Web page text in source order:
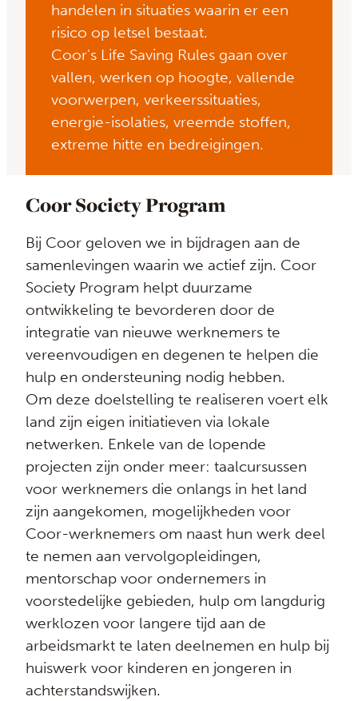
handelen in situaties waarin er een
risico op letsel bestaat.
Coor's Life Saving Rules gaan over
vallen, werken op hoogte, vallende
voorwerpen, verkeerssituaties,
energie-isolaties, vreemde stoffen,
extreme hitte en bedreigingen.
Coor Society Program
Bij Coor geloven we in bijdragen aan de
samenlevingen waarin we actief zijn. Coor
Society Program helpt duurzame
ontwikkeling te bevorderen door de
integratie van nieuwe werknemers te
vereenvoudigen en degenen te helpen die
hulp en ondersteuning nodig hebben.
Om deze doelstelling te realiseren voert elk
land zijn eigen initiatieven via lokale
netwerken. Enkele van de lopende
projecten zijn onder meer: ​​taalcursussen
voor werknemers die onlangs in het land
zijn aangekomen, mogelijkheden voor
Coor-werknemers om naast hun werk deel
te nemen aan vervolgopleidingen,
mentorschap voor ondernemers in
voorstedelijke gebieden, hulp om langdurig
werklozen voor langere tijd aan de
arbeidsmarkt te laten deelnemen en hulp bij
huiswerk voor kinderen en jongeren in
achterstandswijken.